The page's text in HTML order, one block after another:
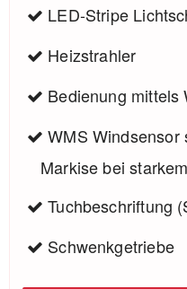
LED-Stripe
Heizstrahler
Bedienung mittels
WMS Windsensor
Markise bei
Tuchbeschriftung
Schwenkgetriebe